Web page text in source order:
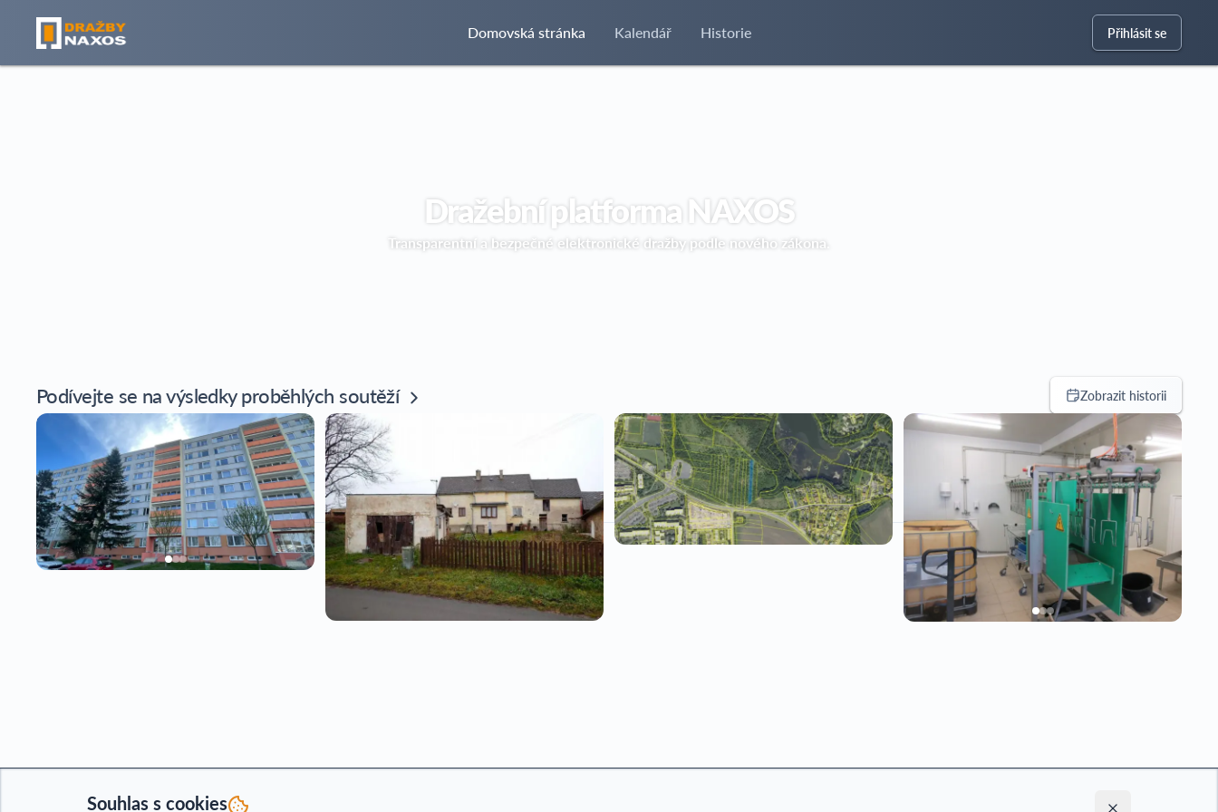
Domovská stránka Kalendář Historie Přihlásit se
Dražební platforma NAXOS
Transparentní a bezpečné elektronické dražby podle nového zákona.
Podívejte se na výsledky proběhlých soutěží Zobrazit historii
Byt Praha 8 - Střížkov,1+1
Střížkov
5 445 000 Kč
Prodej rodinného domu | Chudeč
Chudeč
1 330 000 Kč
Prodej spoluvlastnického podílu ve výši id.
1/10 na pozemku parc. č. 537/84 | Praha-
Háje
Nevysoutěženo
Prodej souboru movitých věcí - Linka na
porážku drůbeže a Chladící jednotky
Mohlo by se Vám hodit Vám přináší
Souhlas s cookies